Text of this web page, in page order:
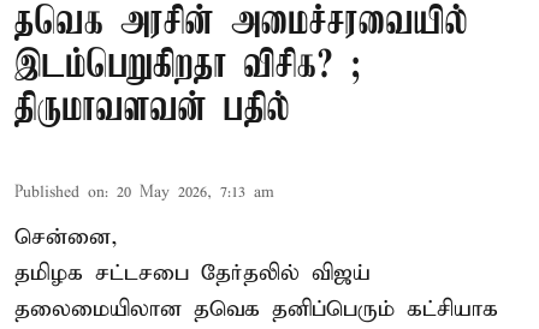
தவெக அரசின் அமைச்சரவையில்
இடம்பெறுகிறதா விசிக? ;
திருமாவளவன் பதில்
Published on: 20 May 2026, 7:13 am
சென்னை,
தமிழக சட்டசபை தேர்தலில் விஜய்
தலைமையிலான தவெக தனிப்பெரும் கட்சியாக